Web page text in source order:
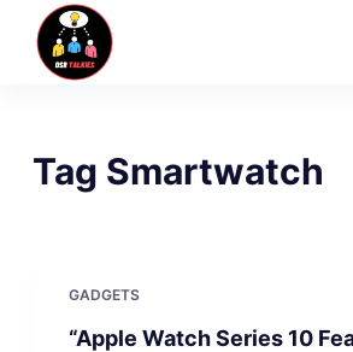
Tag Smartwatch
GADGETS
“Apple Watch Series 10